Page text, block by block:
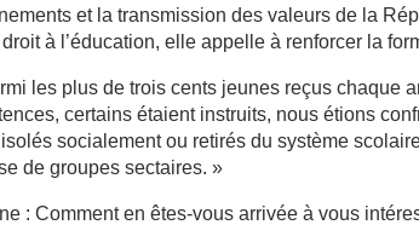
et la transmission des valeurs de la
à l’éducation, elle appelle à renforcer la
les plus de trois cents jeunes reçus chaque
certains étaient instruits, nous étions
socialement ou retirés du système
de groupes sectaires. »
: Comment en êtes-vous arrivée à vous